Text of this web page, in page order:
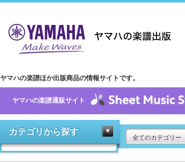
ヤマハの楽譜ほか出版商品の情報サイトです。
ヤマハの楽譜通販サイト
カテゴリから探す
全てのカテゴリー